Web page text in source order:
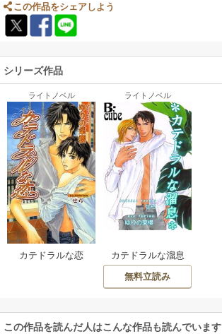
この作品をシェアしよう
シリーズ作品
ライトノベル
カテドラルな恋
ライトノベル
カテドラルな溜息
～「カテドラルな
恋」番外編～
無料立読み
この作品を読んだ人はこんな作品も読んでいます